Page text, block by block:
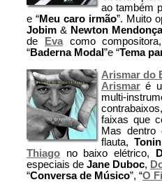
ao também
e “Meu caro irmão”. Muito
Jobim & Newton Mendonça
de
Evacomo
“Baderna Modal”e “Tema
Arismar do
Arismar é
multi-
faixas que
Mas dentro
flauta,
Thiago no baixo elétrico,
especiais de Jane Duboc,
“Conversa de Músico”, “O